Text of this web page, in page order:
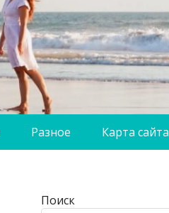
Разное Карта сайта
Поиск